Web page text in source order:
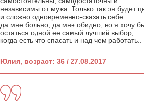
независимы от мужа. Только так он будет
и сложно одновременно-сказать себе
да мне больно, да мне обидно, но я хочу
остаться одной ее самый лучший выбор,
когда есть что спасать и над чем работать..
Юлия, возраст: 36 / 27.08.2017